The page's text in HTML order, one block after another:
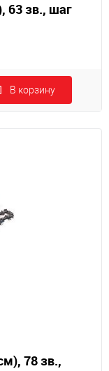
63 зв., шаг
В корзину
78 зв.,